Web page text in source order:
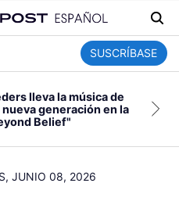
SUSCRÍBASE
lleva la música de
nueva generación en la
Belief"
JUNIO 08, 2026